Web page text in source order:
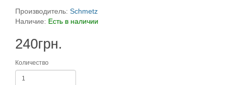
Производитель: Schmetz
Наличие: Есть в наличии
240грн.
Количество